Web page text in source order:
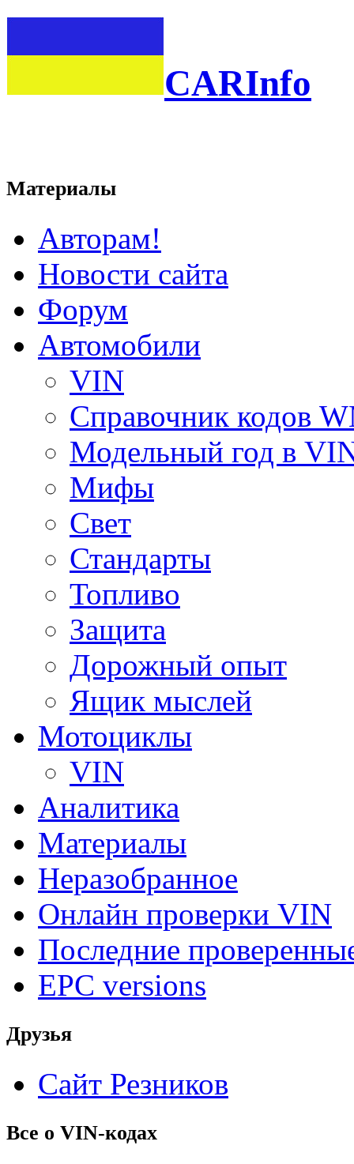
CARInfo
Материалы
Авторам!
Новости сайта
Форум
Автомобили
VIN
Справочник кодов
Модельный год в
Мифы
Свет
Стандарты
Топливо
Защита
Дорожный опыт
Ящик мыслей
Мотоциклы
VIN
Аналитика
Материалы
Неразобранное
Онлайн проверки VIN
Последние
EPC versions
Друзья
Сайт Резников
Все о VIN-кодах